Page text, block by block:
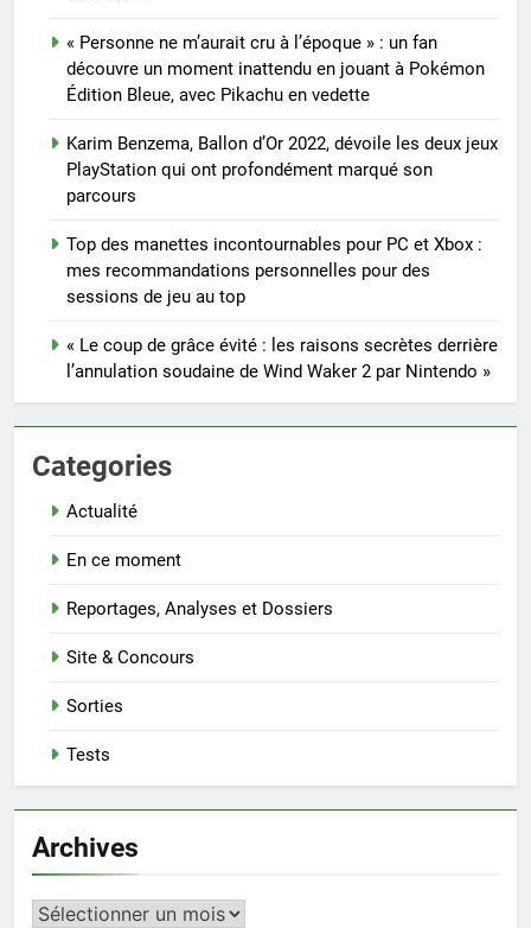
« Personne ne m’aurait cru à l’époque » : un fan
découvre un moment inattendu en jouant à Pokémon
Édition Bleue, avec Pikachu en vedette
Karim Benzema, Ballon d’Or 2022, dévoile les deux jeux
PlayStation qui ont profondément marqué son
parcours
Top des manettes incontournables pour PC et Xbox :
mes recommandations personnelles pour des
sessions de jeu au top
« Le coup de grâce évité : les raisons secrètes derrière
l’annulation soudaine de Wind Waker 2 par Nintendo »
Categories
Actualité
En ce moment
Reportages, Analyses et Dossiers
Site & Concours
Sorties
Tests
Archives
Archives